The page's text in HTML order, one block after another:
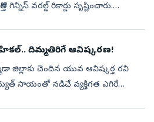
వరల్డ్ రికార్డు సృష్టించారు.
దిమ్మతిరిగే ఆవిష్కరణ!
జిల్లాకు చెందిన యువ ఆవిష్కర్త రవి
సాయంతో నడిచే వ్యక్తిగత ఎగిరే